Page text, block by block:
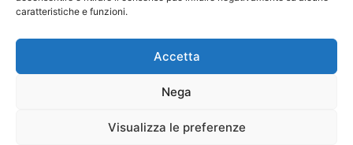
caratteristiche e funzioni.
Accetta
Nega
Visualizza le preferenze